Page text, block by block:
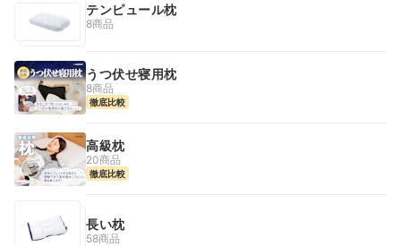
テンピュール枕
8商品
うつ伏せ寝用枕
8商品
徹底比較
高級枕
20商品
徹底比較
長い枕
58商品